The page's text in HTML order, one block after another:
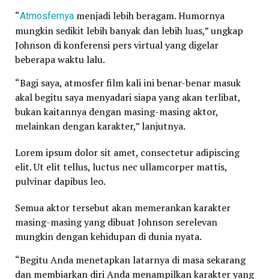
“Atmosfernya menjadi lebih beragam. Humornya
mungkin sedikit lebih banyak dan lebih luas,” ungkap
Johnson di konferensi pers virtual yang digelar
beberapa waktu lalu.
“Bagi saya, atmosfer film kali ini benar-benar masuk
akal begitu saya menyadari siapa yang akan terlibat,
bukan kaitannya dengan masing-masing aktor,
melainkan dengan karakter,” lanjutnya.
Lorem ipsum dolor sit amet, consectetur adipiscing
elit. Ut elit tellus, luctus nec ullamcorper mattis,
pulvinar dapibus leo.
Semua aktor tersebut akan memerankan karakter
masing-masing yang dibuat Johnson serelevan
mungkin dengan kehidupan di dunia nyata.
“Begitu Anda menetapkan latarnya di masa sekarang
dan membiarkan diri Anda menampilkan karakter yang